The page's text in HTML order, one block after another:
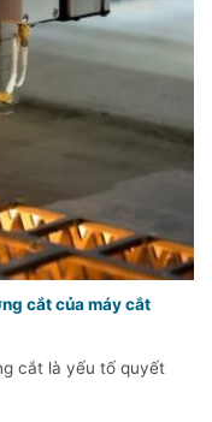
cắt của máy cắt
cắt là yếu tố quyết